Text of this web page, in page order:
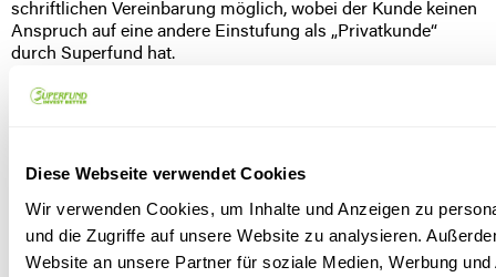
Diese Webseite verwendet Cookies
Wir verwenden Cookies, um Inhalte und Anzeigen zu
und die Zugriffe auf unsere Website zu analysieren.
Website an unsere Partner für soziale Medien, Werbung
schriftlichen Vereinbarung möglich, wobei der Kunde keinen
Anspruch auf eine andere Einstufung als „Privatkunde“
durch Superfund hat.